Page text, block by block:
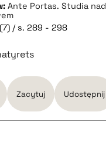
Ante Portas. Studia nad
/ s. 289 - 298
Zacytuj Udostępnij